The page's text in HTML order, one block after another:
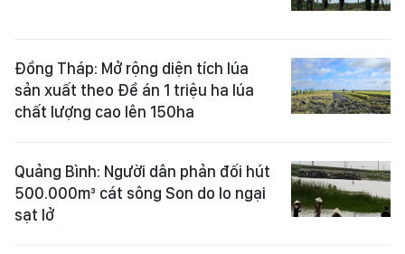
Đồng Tháp: Mở rộng diện tích lúa
sản xuất theo Đề án 1 triệu ha lúa
chất lượng cao lên 150ha
Quảng Bình: Người dân phản đối hút
500.000m³ cát sông Son do lo ngại
sạt lở